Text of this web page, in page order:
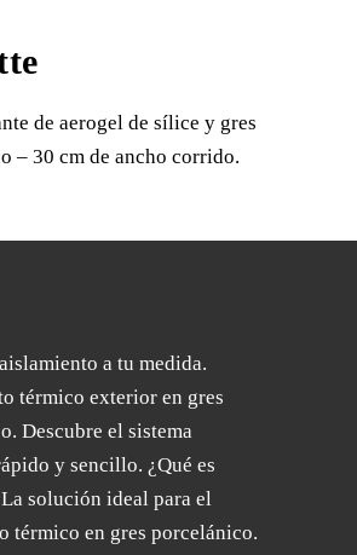
de aerogel de sílice y gres
– 30 cm de ancho corrido.
a tu medida.
térmico exterior en gres
Descubre el sistema
y sencillo. ¿Qué es
solución ideal para el
térmico en gres porcelánico.